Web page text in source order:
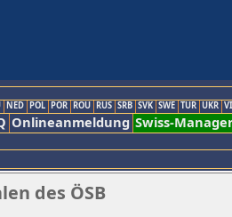
NED POL POR ROU RUS SRB SVK SWE TUR UKR
Onlineanmeldung Swiss-
des ÖSB